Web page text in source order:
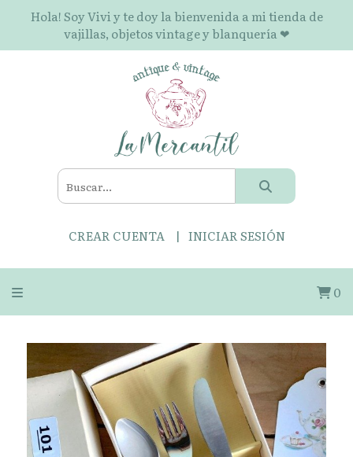
Hola! Soy Vivi y te doy la bienvenida a mi tienda de
vajillas, objetos vintage y blanquería ❤
CREAR CUENTA INICIAR SESIÓN
0